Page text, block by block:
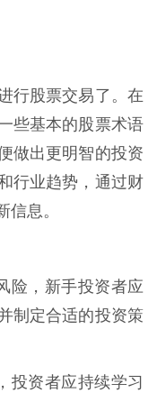
行股票交易了。在
些基本的股票术语
做出更明智的投资
行业趋势，通过财
息。
险，新手投资者应
制定合适的投资策
投资者应持续学习